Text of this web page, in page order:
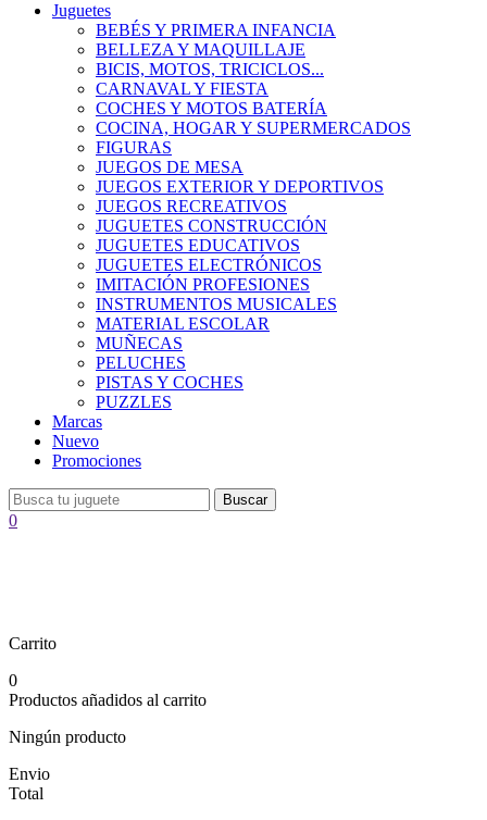
Juguetes
BEBÉS Y PRIMERA INFANCIA
BELLEZA Y MAQUILLAJE
BICIS, MOTOS, TRICICLOS...
CARNAVAL Y FIESTA
COCHES Y MOTOS BATERÍA
COCINA, HOGAR Y SUPERMERCADOS
FIGURAS
JUEGOS DE MESA
JUEGOS EXTERIOR Y DEPORTIVOS
JUEGOS RECREATIVOS
JUGUETES CONSTRUCCIÓN
JUGUETES EDUCATIVOS
JUGUETES ELECTRÓNICOS
IMITACIÓN PROFESIONES
INSTRUMENTOS MUSICALES
MATERIAL ESCOLAR
MUÑECAS
PELUCHES
PISTAS Y COCHES
PUZZLES
Marcas
Nuevo
Promociones
Buscar
0
Carrito
0
Productos añadidos al carrito
Ningún producto
Envio
Total